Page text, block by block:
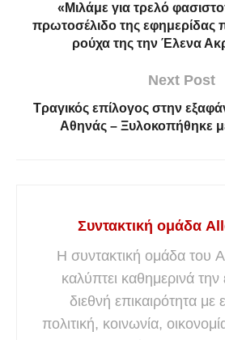
«Μιλάμε για τρελό
πρωτοσέλιδο της εφημερίδας
ρούχα της την Έλενα
Next Post
Τραγικός επίλογος στην
Αθηνάς – Ξυλοκοπήθηκε
Συντακτική ομάδα
Η συντακτική ομάδα του
καλύπτει καθημερινά την
διεθνή επικαιρότητα με
πολιτική, κοινωνία,